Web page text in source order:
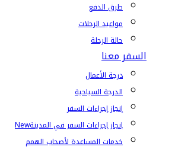
طرق الدفع
مواعيد الرحلات
حالة الرحلة
السفر معنا
درجة الأعمال
الدرجة السياحية
إنجاز إجراءات السفر
إنجاز إجراءات السفر في المدينةNew
خدمات المساعدة لأصحاب الهمم